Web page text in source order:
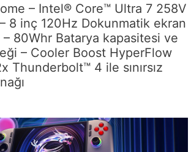
– Intel® Core™ Ultra 7 258V
8 inç 120Hz Dokunmatik ekran
– 80Whr Batarya kapasitesi ve
– Cooler Boost HyperFlow
Thunderbolt™ 4 ile sınırsız